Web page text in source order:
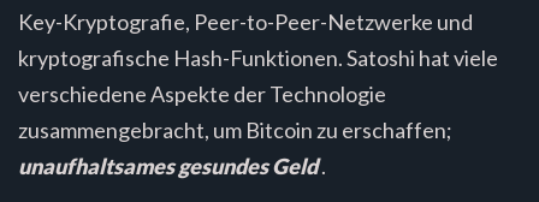
Key-Kryptografie, Peer-to-Peer-Netzwerke und
kryptografische Hash-Funktionen. Satoshi hat viele
verschiedene Aspekte der Technologie
zusammengebracht, um Bitcoin zu erschaffen;
unaufhaltsames gesundes Geld.